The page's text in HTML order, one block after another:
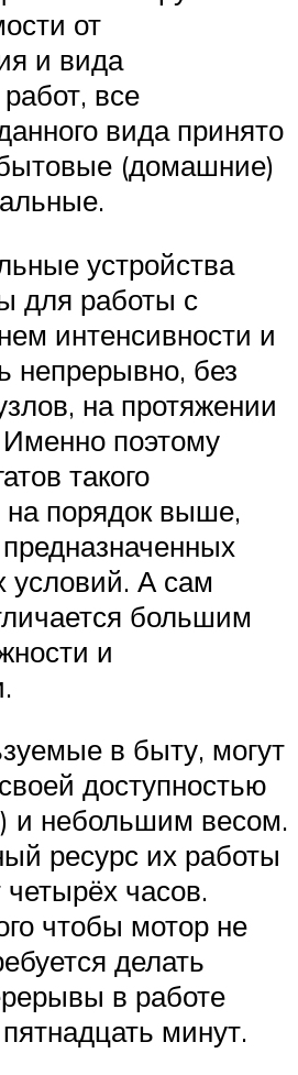
от
и вида
все
вида принято
(домашние)
устройства
для работы с
интенсивности и
непрерывно, без
на протяжении
поэтому
такого
на порядок выше,
А сам
большим
и
в быту, могут
доступностью
и небольшим весом.
ресурс их работы
часов.
чтобы мотор не
делать
в работе
минут.